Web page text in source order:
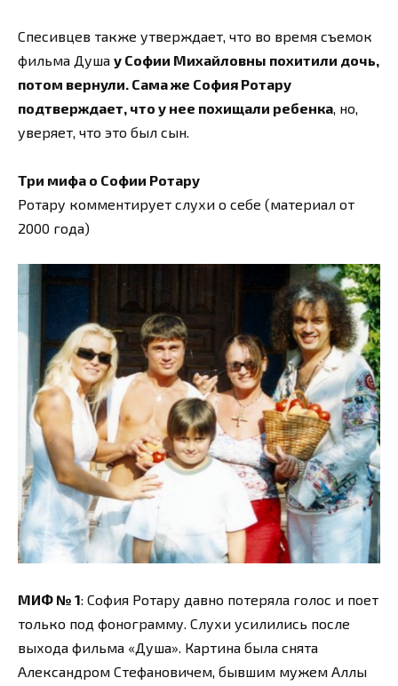
Спесивцев также утверждает, что во время съемок
фильма Душа у Софии Михайловны похитили дочь,
потом вернули. Сама же София Ротару
подтверждает, что у нее похищали ребенка , но,
уверяет, что это был сын.
Три мифа о Софии Ротару
Ротару комментирует слухи о себе (материал от
2000 года)
МИФ № 1: София Ротару давно потеряла голос и поет
только под фонограмму. Слухи усилились после
выхода фильма «Душа». Картина была снята
Александром Стефановичем, бывшим мужем Аллы